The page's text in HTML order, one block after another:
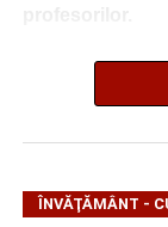
ÎNVĂŢĂMÂNT -